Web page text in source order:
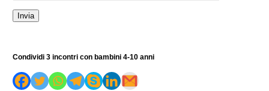
Condividi 3 incontri con bambini 4-10 anni